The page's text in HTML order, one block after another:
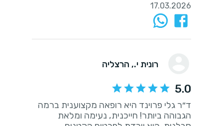
17.03.2026
רונית י., הרצליה
5.0
ד״ר גלי פרוינד היא רופאה מקצוענית ברמה
הגבוהה ביותר! חייכנית, נעימה ומלאת